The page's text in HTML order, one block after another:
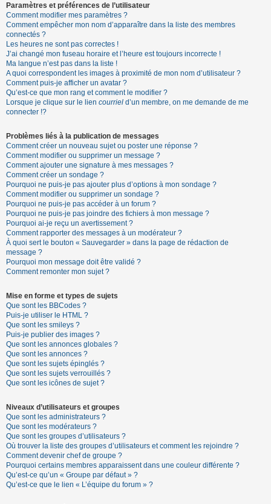
Paramètres et préférences de l’utilisateur
Comment modifier mes paramètres ?
Comment empêcher mon nom d’apparaître dans la liste des membres
connectés ?
Les heures ne sont pas correctes !
J’ai changé mon fuseau horaire et l’heure est toujours incorrecte !
Ma langue n’est pas dans la liste !
A quoi correspondent les images à proximité de mon nom d’utilisateur ?
Comment puis-je afficher un avatar ?
Qu’est-ce que mon rang et comment le modifier ?
Lorsque je clique sur le lien courriel d’un membre, on me demande de me
connecter !?
Problèmes liés à la publication de messages
Comment créer un nouveau sujet ou poster une réponse ?
Comment modifier ou supprimer un message ?
Comment ajouter une signature à mes messages ?
Comment créer un sondage ?
Pourquoi ne puis-je pas ajouter plus d’options à mon sondage ?
Comment modifier ou supprimer un sondage ?
Pourquoi ne puis-je pas accéder à un forum ?
Pourquoi ne puis-je pas joindre des fichiers à mon message ?
Pourquoi ai-je reçu un avertissement ?
Comment rapporter des messages à un modérateur ?
À quoi sert le bouton « Sauvegarder » dans la page de rédaction de
message ?
Pourquoi mon message doit être validé ?
Comment remonter mon sujet ?
Mise en forme et types de sujets
Que sont les BBCodes ?
Puis-je utiliser le HTML ?
Que sont les smileys ?
Puis-je publier des images ?
Que sont les annonces globales ?
Que sont les annonces ?
Que sont les sujets épinglés ?
Que sont les sujets verrouillés ?
Que sont les icônes de sujet ?
Niveaux d’utilisateurs et groupes
Que sont les administrateurs ?
Que sont les modérateurs ?
Que sont les groupes d’utilisateurs ?
Où trouver la liste des groupes d’utilisateurs et comment les rejoindre ?
Comment devenir chef de groupe ?
Pourquoi certains membres apparaissent dans une couleur différente ?
Qu’est-ce qu’un « Groupe par défaut » ?
Qu’est-ce que le lien « L’équipe du forum » ?